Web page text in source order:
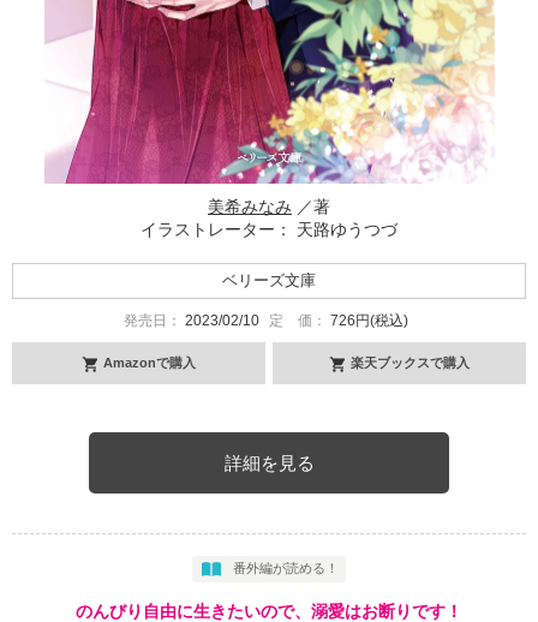
美希みなみ ／著
イラストレーター： 天路ゆうつづ
ベリーズ文庫
発売日： 2023/02/10 定 価： 726円(税込)
Amazonで購入 楽天ブックスで購入
詳細を見る
番外編が読める！
のんびり自由に生きたいので、溺愛はお断りです！